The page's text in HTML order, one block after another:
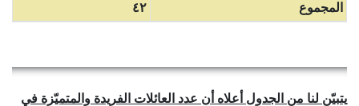
المجموع
٤٢
يتبيّن لنا من الجدول أعلاه أن عدد العائلات الفريدة والمتميّزة في